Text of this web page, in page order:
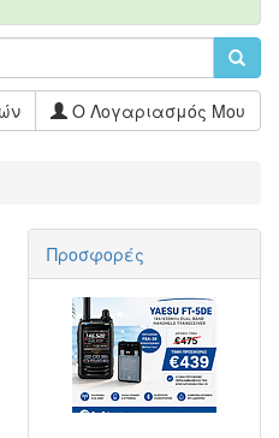
Ο Λογαριασμός Μου
Προσφορές